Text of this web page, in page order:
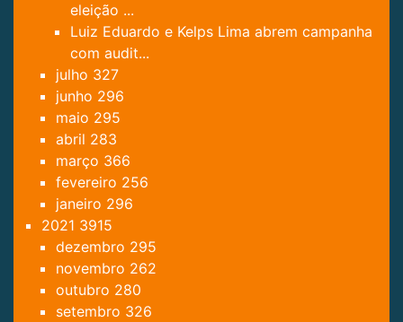
eleição ...
Luiz Eduardo e Kelps Lima abrem campanha
com audit...
julho 327
junho 296
maio 295
abril 283
março 366
fevereiro 256
janeiro 296
2021 3915
dezembro 295
novembro 262
outubro 280
setembro 326